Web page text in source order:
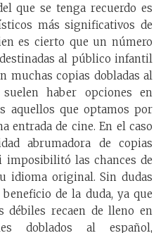
que se tenga recuerdo es
más significativos de
es cierto que un número
al público infantil
muchas copias dobladas al
haber opciones en
aquellos que optamos por
entrada de cine. En el caso
abrumadora de copias
imposibilitó las chances de
idioma original. Sin dudas
de la duda, ya que
débiles recaen de lleno en
doblados al español,